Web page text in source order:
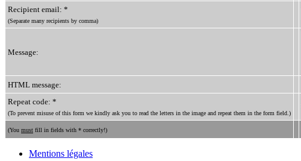
Recipient email: *
(Separate many recipients by comma)
Message:
HTML message:
Repeat code: *
(To prevent misuse of this form we kindly ask you to read the letters in the image and repeat them in the form field.)
(You must fill in fields with * correctly!)
Mentions légales